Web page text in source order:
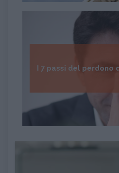
I 7 passi del perdono